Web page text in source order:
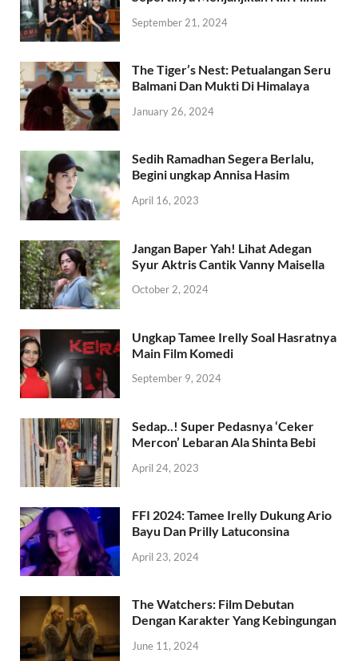
September 21, 2024
The Tiger’s Nest: Petualangan Seru
Balmani Dan Mukti Di Himalaya
January 26, 2024
Sedih Ramadhan Segera Berlalu,
Begini ungkap Annisa Hasim
April 16, 2023
Jangan Baper Yah! Lihat Adegan
Syur Aktris Cantik Vanny Maisella
October 2, 2024
Ungkap Tamee Irelly Soal Hasratnya
Main Film Komedi
September 9, 2024
Sedap..! Super Pedasnya ‘Ceker
Mercon’ Lebaran Ala Shinta Bebi
April 24, 2023
FFI 2024: Tamee Irelly Dukung Ario
Bayu Dan Prilly Latuconsina
April 23, 2024
The Watchers: Film Debutan
Dengan Karakter Yang Kebingungan
June 11, 2024